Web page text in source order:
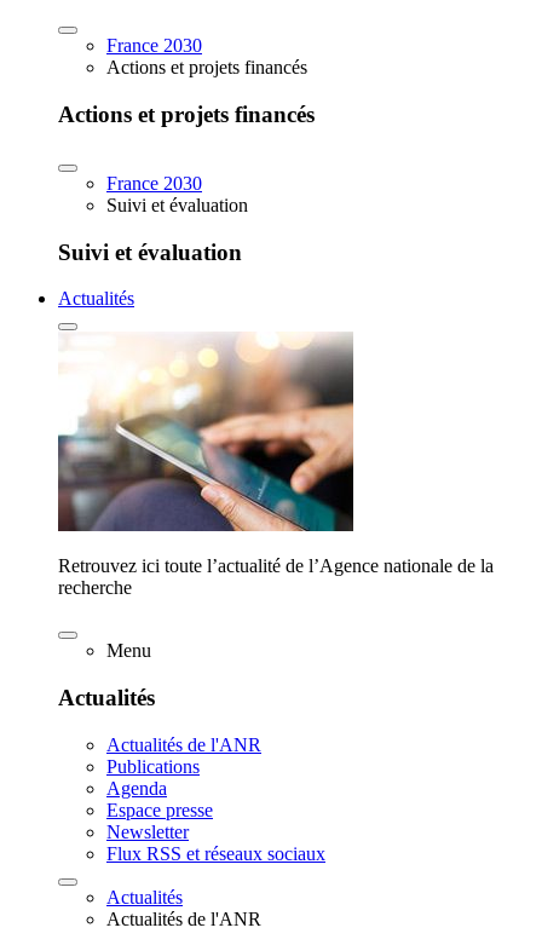
France 2030
Actions et projets financés
Actions et projets financés
France 2030
Suivi et évaluation
Suivi et évaluation
Actualités
Retrouvez ici toute l’actualité de l’Agence nationale de la
recherche
Menu
Actualités
Actualités de l'ANR
Publications
Agenda
Espace presse
Newsletter
Flux RSS et réseaux sociaux
Actualités
Actualités de l'ANR